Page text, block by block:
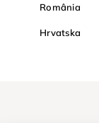
România
Hrvatska